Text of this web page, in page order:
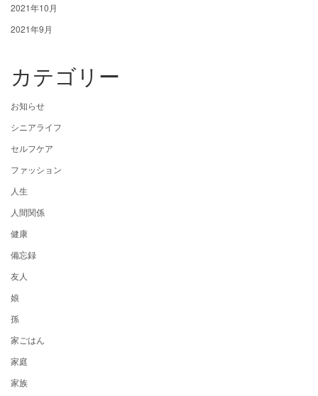
2021年10月
2021年9月
カテゴリー
お知らせ
シニアライフ
セルフケア
ファッション
人生
人間関係
健康
備忘録
友人
娘
孫
家ごはん
家庭
家族